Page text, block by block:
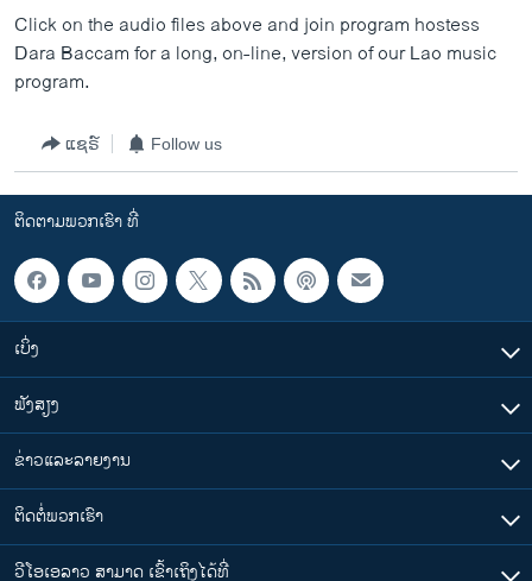
ຊຸມຊົນຊາວລາວ
ວິທະຍາສາດ-ເທັກໂນໂລຈີ
ພາສາອັງກິດ
ວີດີໂອ
ລາຍການກະຈາຍສຽງ
ລາຍງານ
ຕິດຕາມພວກເຮົາ ທີ່
ພາສາຕ່າງໆ
Click on the audio files above and join program hostess
Dara Baccam for a long, on-line, version of our Lao music
program.
ແຊຣ໌ Follow us
ຕິດຕາມພວກເຮົາ ທີ່
ເບິ່ງ
ຟັງສຽງ
ຂ່າວແລະລາຍງານ
ຕິດຕໍ່ພວກເຮົາ
ວີໂອເອລາວ ສາມາດ ເຂົ້າເຖິງໄດ້ທີ່